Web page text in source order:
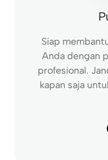
Siap
Anda dengan
profesional.
kapan saja